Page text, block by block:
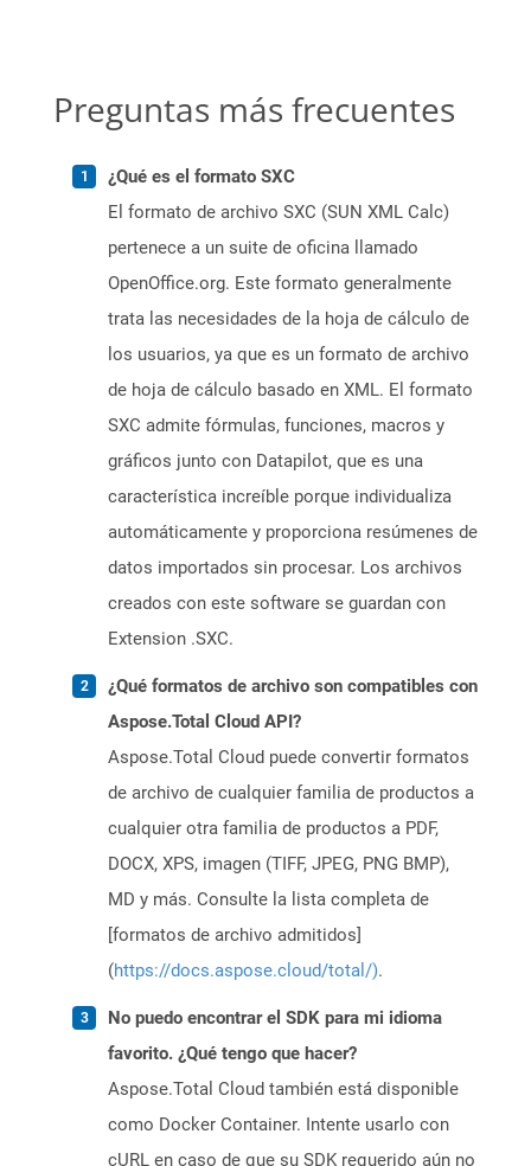
Preguntas más frecuentes
¿Qué es el formato SXC
El formato de archivo SXC (SUN XML Calc)
pertenece a un suite de oficina llamado
OpenOffice.org. Este formato generalmente
trata las necesidades de la hoja de cálculo de
los usuarios, ya que es un formato de archivo
de hoja de cálculo basado en XML. El formato
SXC admite fórmulas, funciones, macros y
gráficos junto con Datapilot, que es una
característica increíble porque individualiza
automáticamente y proporciona resúmenes de
datos importados sin procesar. Los archivos
creados con este software se guardan con
Extension .SXC.
¿Qué formatos de archivo son compatibles con
Aspose.Total Cloud API?
Aspose.Total Cloud puede convertir formatos
de archivo de cualquier familia de productos a
cualquier otra familia de productos a PDF,
DOCX, XPS, imagen (TIFF, JPEG, PNG BMP),
MD y más. Consulte la lista completa de
[formatos de archivo admitidos]
(https://docs.aspose.cloud/total/).
No puedo encontrar el SDK para mi idioma
favorito. ¿Qué tengo que hacer?
Aspose.Total Cloud también está disponible
como Docker Container. Intente usarlo con
cURL en caso de que su SDK requerido aún no